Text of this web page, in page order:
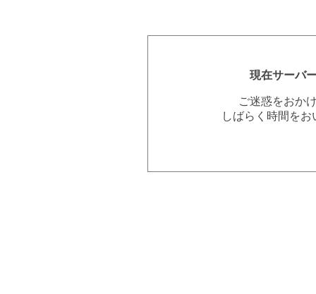
現在サーバ
ご迷惑をおか
しばらく時間を